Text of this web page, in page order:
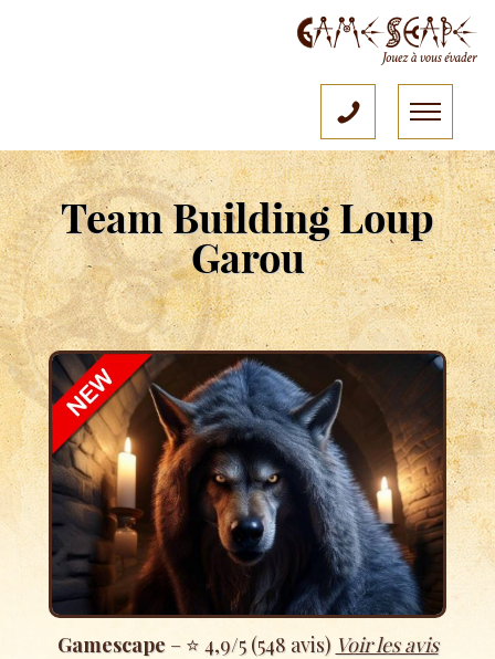
Team Building Loup
Garou
Gamescape– ⭐ 4,9/5 (548 avis) Voir les avis